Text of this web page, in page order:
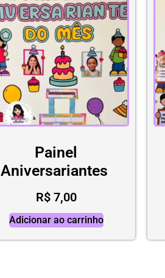
Painel
Aniversariantes
R$7,00
Adicionar ao carrinho